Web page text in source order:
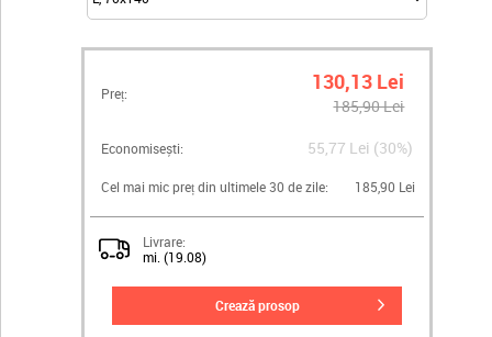
Preț: 130,13 Lei
185,90 Lei
Economisești: 55,77 Lei (30%)
Cel mai mic preț din ultimele 30 de zile: 185,90 Lei
Livrare:
mi. (19.08)
crează prosop